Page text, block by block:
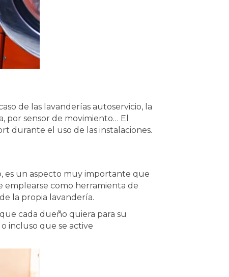
de las lavanderías autoservicio, la
por sensor de movimiento… El
durante el uso de las instalaciones.
es un aspecto muy importante que
emplearse como herramienta de
la propia lavandería.
cada dueño quiera para su
incluso que se active